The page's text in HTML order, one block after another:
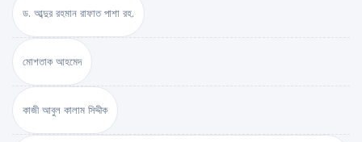
ড. আব্দুর রহমান রাফাত পাশা রহ.
মোশতাক আহমেদ
কাজী আবুল কালাম সিদ্দীক